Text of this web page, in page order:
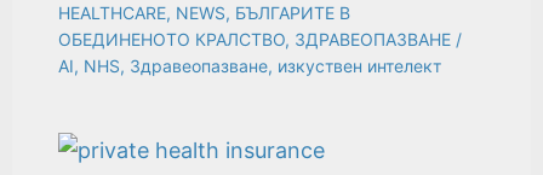
HEALTHCARE, NEWS, БЪЛГАРИТЕ В
ОБЕДИНЕНОТО КРАЛСТВО, ЗДРАВЕОПАЗВАНЕ /
AI, NHS, Здравеопазване, изкуствен интелект